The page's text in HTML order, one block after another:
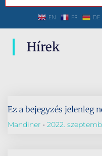
EN FR DE
Hírek
Ez a bejegyzés jelenleg
Mandiner 2022.